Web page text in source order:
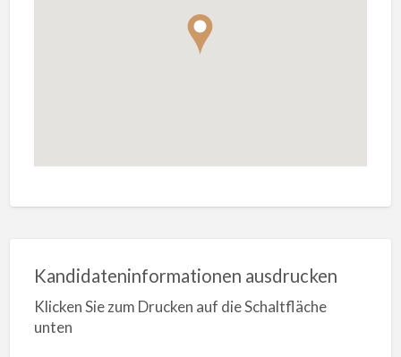
Kandidateninformationen ausdrucken
Klicken Sie zum Drucken auf die Schaltfläche
unten